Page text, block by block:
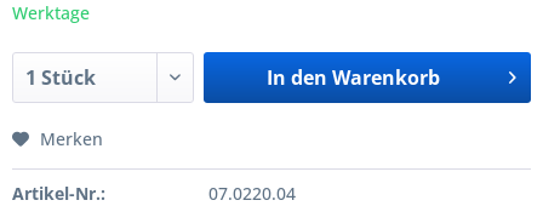
Werktage
In den Warenkorb
Merken
Artikel-Nr.:
07.0220.04